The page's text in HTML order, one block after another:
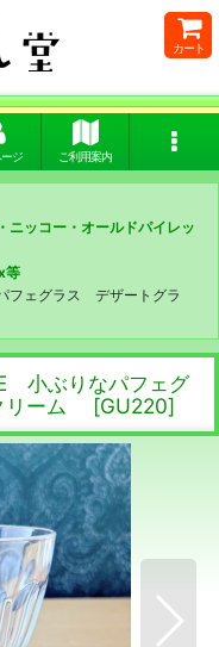
カート
ジ ご利用案内
ッコー・オールドパイレッ
等
ェグラス デザートグラ
小ぶりなパフェグ
リーム
[GU220]